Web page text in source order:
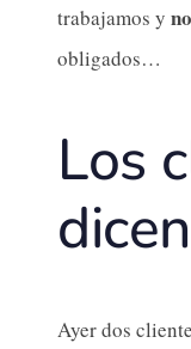
trabajamos y
obligados…
Los
dicen
Ayer dos